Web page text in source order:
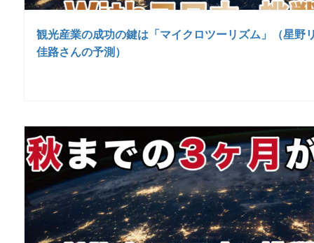
観光産業の成功の鍵は「マイクロツーリズム」（星野
佳路さんの予測）